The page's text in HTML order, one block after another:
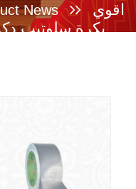
News
اقوي
بكرة سلوتيب